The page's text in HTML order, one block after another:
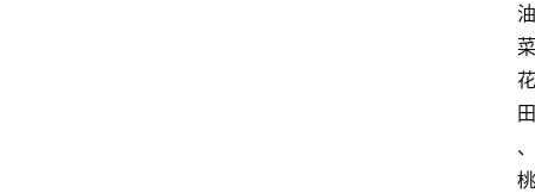
油
菜
花
田
、
桃